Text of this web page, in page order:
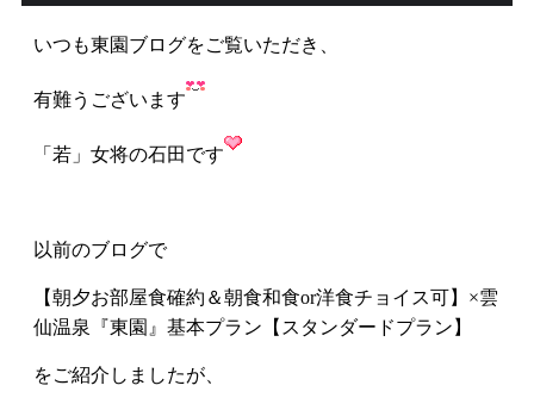
公式HPからの
ご予約は全プラン 5
宿泊プラン一覧・ご予約
ご予約確認・キャンセル
いつも東園ブログをご覧いただき、
有難うございます
「若」女将の石田です
以前のブログで
【朝夕お部屋食確約＆朝食和食or洋食チョイス可】×雲
仙温泉『東園』基本プラン【スタンダードプラン】
をご紹介しましたが、